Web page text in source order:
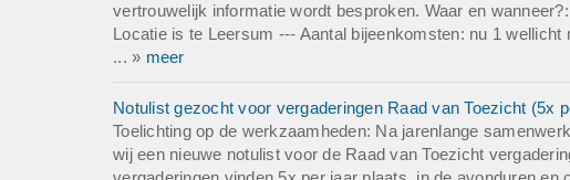
vertrouwelijk informatie wordt besproken. Waar en
Locatie is te Leersum --- Aantal bijeenkomsten: nu 1
... » meer
Notulist gezocht voor vergaderingen Raad van Toezicht (5x
Toelichting op de werkzaamheden: Na jarenlange
wij een nieuwe notulist voor de Raad van Toezicht